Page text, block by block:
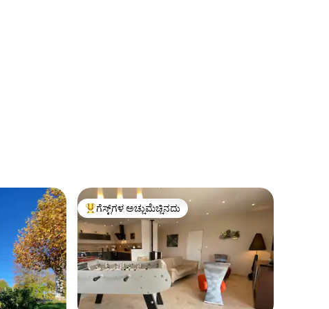
ಗೆಸ್ಟ್‌ಗಳಿಗೆ ಅತಿ ಹೆಚ್ಚು ಅಚ್ಚುಮೆಚ್ಚಿನದು
ಗೆಸ್ಟ್‌ಗಳ ಅಚ್ಚುಮೆಚ್ಚಿನದು